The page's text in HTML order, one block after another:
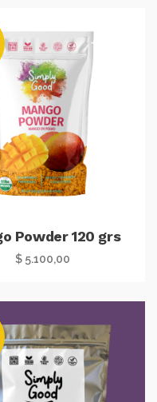
Powder 120 grs
$ 5.100,00